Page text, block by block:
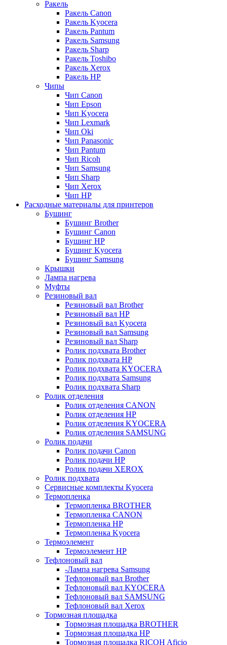
Ракель
Ракель Canon
Ракель Kyocera
Ракель Pantum
Ракель Samsung
Ракель Sharp
Ракель Toshibo
Ракель Xerox
Ракель НР
Чипы
Чип Canon
Чип Epson
Чип Kyocera
Чип Lexmark
Чип Oki
Чип Panasonic
Чип Pantum
Чип Ricoh
Чип Samsung
Чип Sharp
Чип Xerox
Чип НР
Расходные материалы для принтеров
Бушинг
Бушинг Brother
Бушинг Canon
Бушинг HP
Бушинг Kyocera
Бушинг Samsung
Крышки
Лампа нагрева
Муфты
Резиновый вал
Резиновый вал Brother
Резиновый вал HP
Резиновый вал Kyocera
Резиновый вал Samsung
Резиновый вал Sharp
Ролик подхвата Brother
Ролик подхвата HP
Ролик подхвата KYOCERA
Ролик подхвата Samsung
Ролик подхвата Sharp
Ролик отделения
Ролик отделения CANON
Ролик отделения HP
Ролик отделения KYOCERA
Ролик отделения SAMSUNG
Ролик подачи
Ролик подачи Canon
Ролик подачи HP
Ролик подачи XEROX
Ролик подхвата
Сервисные комплекты Kyocera
Термопленка
Термопленка BROTHER
Термопленка CANON
Термопленка HP
Термопленка Kyocera
Термоэлемент
Термоэлемент НР
Тефлоновый вал
-Лампа нагрева Samsung
Тефлоновый вал Brother
Тефлоновый вал KYOCERA
Тефлоновый вал SAMSUNG
Тефлоновый вал Xerox
Тормозная площадка
Тормозная площадка BROTHER
Тормозная площадка HP
Тормозная площадка RICOH Aficio